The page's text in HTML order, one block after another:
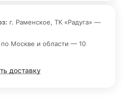
г. Раменское, ТК «Радуга» —
Москве и области — 10
доставку